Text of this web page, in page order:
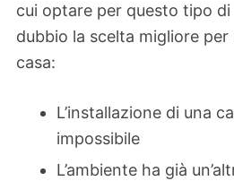
cui optare per questo tipo di
dubbio la scelta migliore
casa:
L’installazione di una
impossibile
L’ambiente ha già